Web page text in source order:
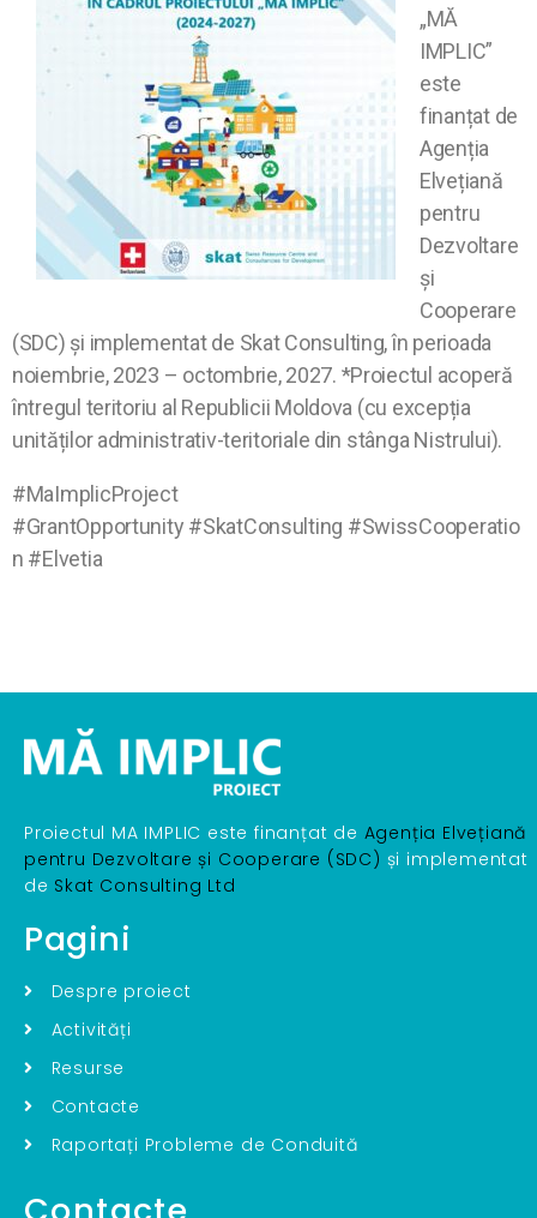
„MĂ
IMPLIC”
este
finanțat de
Agenția
Elvețiană
pentru
Dezvoltare
și
Cooperare
(SDC) și implementat de Skat Consulting, în perioada
noiembrie, 2023 – octombrie, 2027. *Proiectul acoperă
întregul teritoriu al Republicii Moldova (cu excepția
unităților administrativ-teritoriale din stânga Nistrului).
#MaImplicProject
#GrantOpportunity #SkatConsulting #SwissCooperatio
n #Elvetia
Proiectul MA IMPLIC este finanțat de Agenția Elvețiană
pentru Dezvoltare și Cooperare (SDC) și implementat
de Skat Consulting Ltd
Pagini
Despre proiect
Activități
Resurse
Contacte
Raportați Probleme de Conduită